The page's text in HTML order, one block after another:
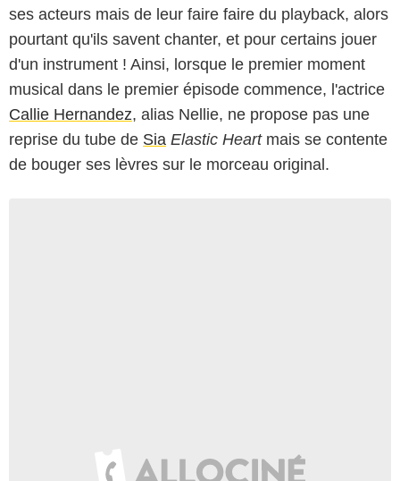
ses acteurs mais de leur faire faire du playback, alors
pourtant qu'ils savent chanter, et pour certains jouer
d'un instrument ! Ainsi, lorsque le premier moment
musical dans le premier épisode commence, l'actrice
Callie Hernandez, alias Nellie, ne propose pas une
reprise du tube de Sia Elastic Heartmais se contente
de bouger ses lèvres sur le morceau original.